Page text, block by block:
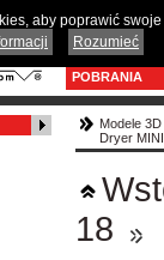
POBRANIA
Modele
Dryer
18
aby poprawić
Rozumieć